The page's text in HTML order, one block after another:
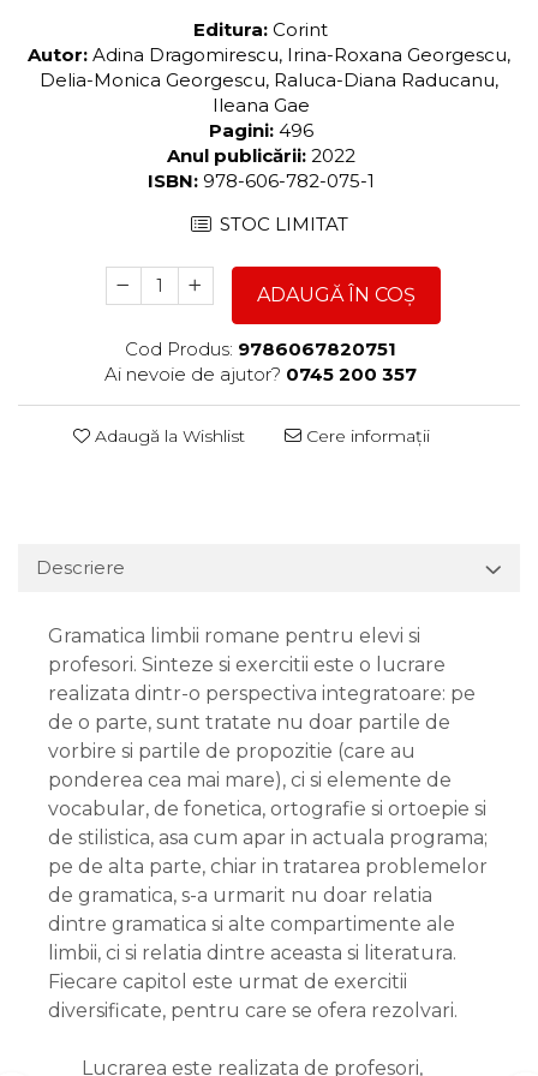
Editura: Corint
Autor: Adina Dragomirescu, Irina-Roxana Georgescu,
Delia-Monica Georgescu, Raluca-Diana Raducanu,
Ileana Gae
Pagini: 496
Anul publicării: 2022
ISBN: 978-606-782-075-1
STOC LIMITAT
ADAUGĂ ÎN COȘ
Cod Produs: 9786067820751
Ai nevoie de ajutor? 0745 200 357
Adaugă la Wishlist Cere informații
Descriere
Gramatica limbii romane pentru elevi si
profesori. Sinteze si exercitii este o lucrare
realizata dintr-o perspectiva integratoare: pe
de o parte, sunt tratate nu doar partile de
vorbire si partile de propozitie (care au
ponderea cea mai mare), ci si elemente de
vocabular, de fonetica, ortografie si ortoepie si
de stilistica, asa cum apar in actuala programa;
pe de alta parte, chiar in tratarea problemelor
de gramatica, s-a urmarit nu doar relatia
dintre gramatica si alte compartimente ale
limbii, ci si relatia dintre aceasta si literatura.
Fiecare capitol este urmat de exercitii
diversificate, pentru care se ofera rezolvari.
Lucrarea este realizata de profesori,